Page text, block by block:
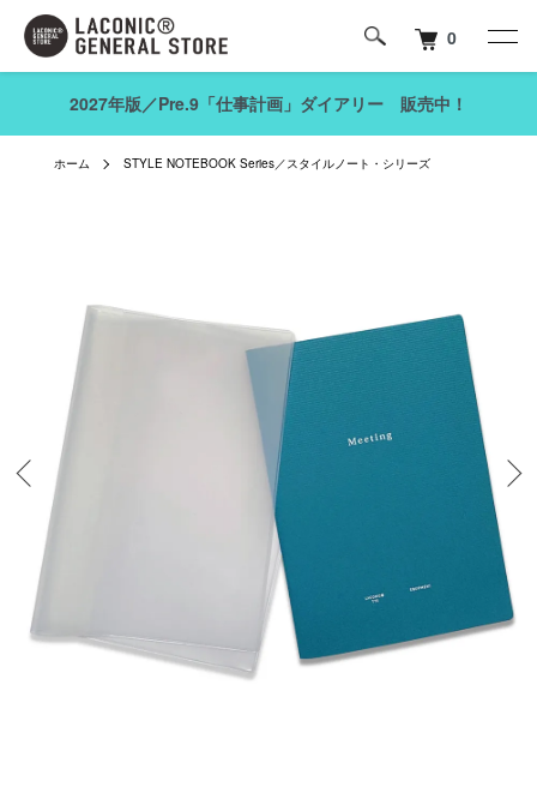
0
2027年版／Pre.9「仕事計画」ダイアリー 販売中！
ホーム STYLE NOTEBOOK Series／スタイルノート・シリーズ